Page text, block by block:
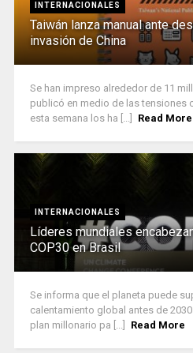
INTERNACIONALES
Taiwán lanza manual ante
invasión de China
Se han impreso alrededor de 11
publicó en medio de las tensiones
esta semana los ha [...]
Read More
INTERNACIONALES
Líderes mundiales
COP30 en Brasil
Se informa que el planeta puede
calentamiento global antes de
plan millonario pa [...]
Read More